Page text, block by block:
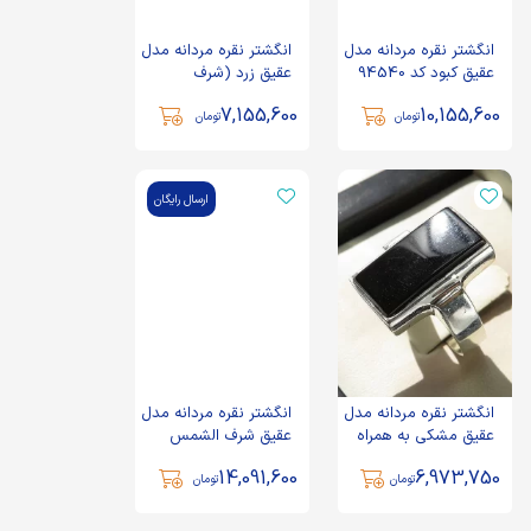
انگشتر نقره مردانه مدل
عقیق کبود کد 94540
10,155,600تومان
انگشتر نقره مردانه مدل
عقیق زرد (شرف
7,155,600تومان
انگشتر نقره مردانه مدل
عقیق مشکی به همراه
101698
6,973,750تومان
ارسال رایگان
انگشتر نقره مردانه مدل
عقیق شرف الشمس
(ع) کد 78069
14,091,600تومان